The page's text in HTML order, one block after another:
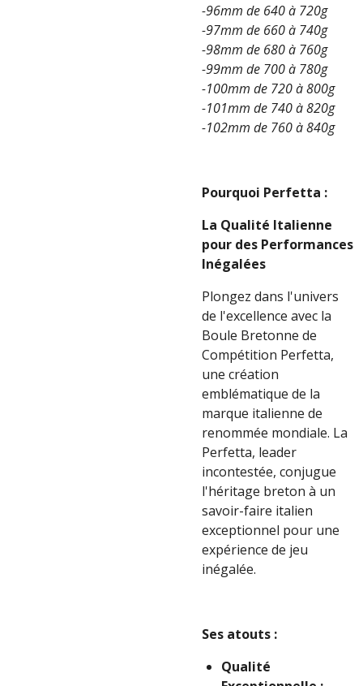
-96mm de 640 à 720g
-97mm de 660 à 740g
-98mm de 680 à 760g
-99mm de 700 à 780g
-100mm de 720 à 800g
-101mm de 740 à 820g
-102mm de 760 à 840g
Pourquoi Perfetta :
La Qualité Italienne
pour des Performances
Inégalées
Plongez dans l'univers
de l'excellence avec la
Boule Bretonne de
Compétition Perfetta,
une création
emblématique de la
marque italienne de
renommée mondiale. La
Perfetta, leader
incontestée, conjugue
l'héritage breton à un
savoir-faire italien
exceptionnel pour une
expérience de jeu
inégalée.
Ses atouts :
Qualité